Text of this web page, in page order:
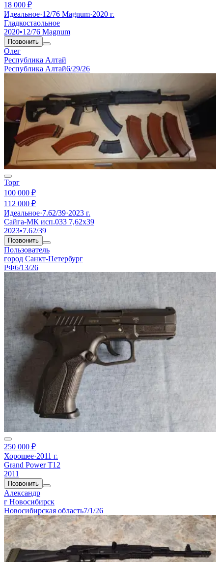
18 000 ₽
Идеальное·12/76 Magnum·2020 г.
Гладкостаольное
2020•12/76 Magnum
Позвонить
Олег
Республика Алтай
Республика Алтай6/29/26
Торг
100 000 ₽
112 000 ₽
Идеальное·7.62/39·2023 г.
Сайга-МК исп.033 7,62х39
2023•7.62/39
Позвонить
Пользователь
город Санкт-Петербург
РФ6/13/26
250 000 ₽
Хорошее·2011 г.
Grand Power T12
2011
Позвонить
Александр
г Новосибирск
Новосибирская область7/1/26